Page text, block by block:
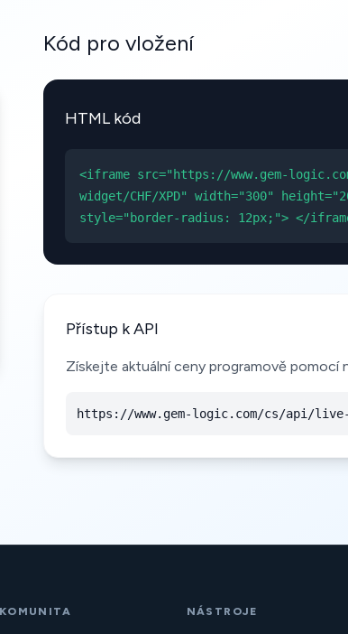
Kód pro vložení
HTML kód
<iframe src="https://www.gem-
widget/CHF/XPD" width="300"
style="border-radius: 12px;"> </
Přístup k API
Získejte aktuální ceny programově pomocí
https://www.gem-logic.com/cs/api/live-
KOMUNITA NÁSTROJE